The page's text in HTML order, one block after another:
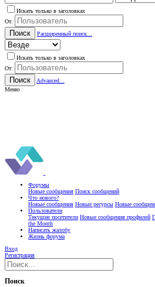
Искать только в заголовках
От:
Поиск Расширенный поиск...
Искать только в заголовках
От:
Поиск
Advanced...
Меню
Форумы
Новые сообщения Поиск сообщений
Что нового?
Новые сообщения Новые ресурсы Новые
Пользователи
Текущие посетители Новые сообщения профилей
the Month
Написать жалобу
Жизнь форума
Вход
Регистрация
Поиск